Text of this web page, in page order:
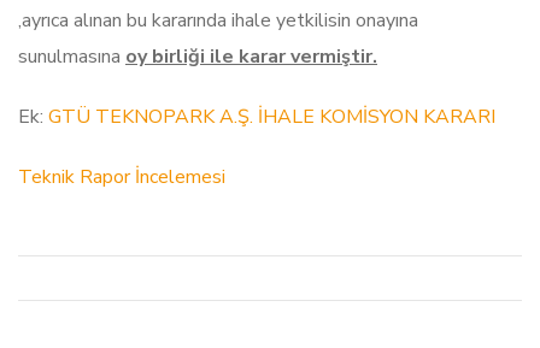
,ayrıca alınan bu kararında ihale yetkilisin onayına
sunulmasına oy birliği ile karar vermiştir.
Ek: GTÜ TEKNOPARK A.Ş. İHALE KOMİSYON KARARI
Teknik Rapor İncelemesi